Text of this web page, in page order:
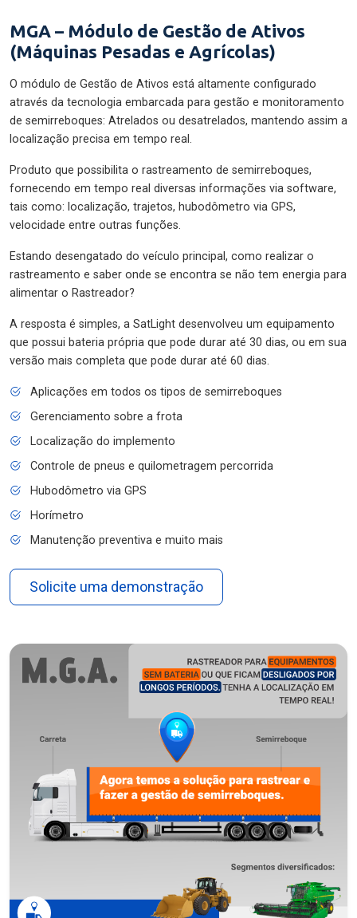
MGA – Módulo de Gestão de Ativos
(Máquinas Pesadas e Agrícolas)
O módulo de Gestão de Ativos está altamente configurado
através da tecnologia embarcada para gestão e monitoramento
de semirreboques: Atrelados ou desatrelados, mantendo assim a
localização precisa em tempo real.
Produto que possibilita o rastreamento de semirreboques,
fornecendo em tempo real diversas informações via software,
tais como: localização, trajetos, hubodômetro via GPS,
velocidade entre outras funções.
Estando desengatado do veículo principal, como realizar o
rastreamento e saber onde se encontra se não tem energia para
alimentar o Rastreador?
A resposta é simples, a SatLight desenvolveu um equipamento
que possui bateria própria que pode durar até 30 dias, ou em sua
versão mais completa que pode durar até 60 dias.
Aplicações em todos os tipos de semirreboques
Gerenciamento sobre a frota
Localização do implemento
Controle de pneus e quilometragem percorrida
Hubodômetro via GPS
Horímetro
Manutenção preventiva e muito mais
Solicite uma demonstração